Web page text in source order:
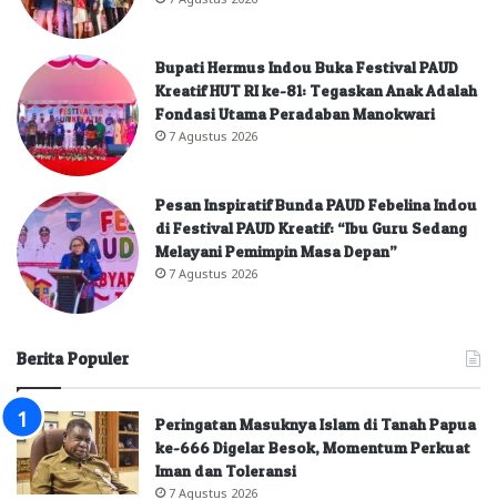
Bupati Hermus Indou Buka Festival PAUD
Kreatif HUT RI ke-81: Tegaskan Anak Adalah
Fondasi Utama Peradaban Manokwari
7 Agustus 2026
Pesan Inspiratif Bunda PAUD Febelina Indou
di Festival PAUD Kreatif: “Ibu Guru Sedang
Melayani Pemimpin Masa Depan”
7 Agustus 2026
Berita Populer
Peringatan Masuknya Islam di Tanah Papua
ke-666 Digelar Besok, Momentum Perkuat
Iman dan Toleransi
7 Agustus 2026